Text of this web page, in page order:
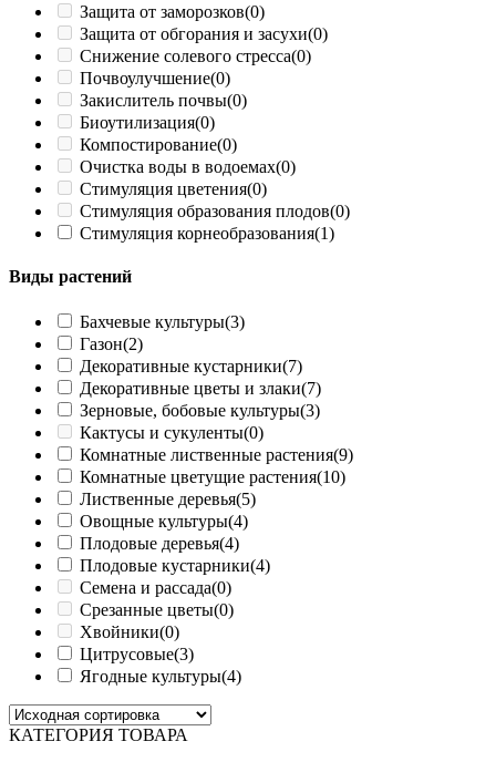
Защита от заморозков(0)
Защита от обгорания и засухи(0)
Снижение солевого стресса(0)
Почвоулучшение(0)
Закислитель почвы(0)
Биоутилизация(0)
Компостирование(0)
Очистка воды в водоемах(0)
Стимуляция цветения(0)
Стимуляция образования плодов(0)
Стимуляция корнеобразования(1)
Виды растений
Бахчевые культуры(3)
Газон(2)
Декоративные кустарники(7)
Декоративные цветы и злаки(7)
Зерновые, бобовые культуры(3)
Кактусы и сукуленты(0)
Комнатные лиственные растения(9)
Комнатные цветущие растения(10)
Лиственные деревья(5)
Овощные культуры(4)
Плодовые деревья(4)
Плодовые кустарники(4)
Семена и рассада(0)
Срезанные цветы(0)
Хвойники(0)
Цитрусовые(3)
Ягодные культуры(4)
КАТЕГОРИЯ ТОВАРА